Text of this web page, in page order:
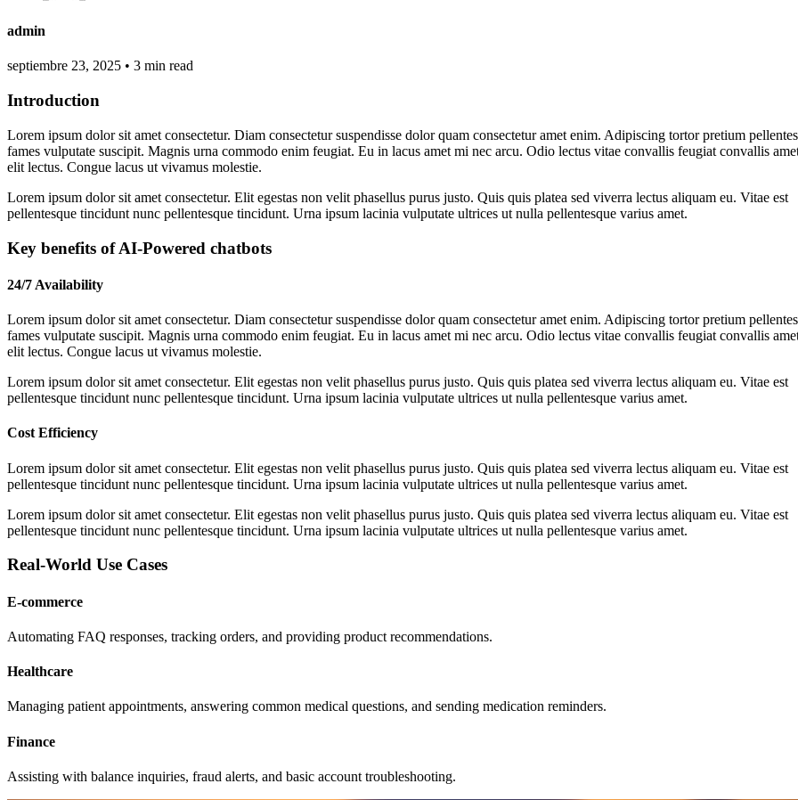
admin
septiembre 23, 2025 • 3 min read
Introduction
Lorem ipsum dolor sit amet consectetur. Diam consectetur suspendisse dolor quam consectetur amet enim. Adipiscing tortor pretium
fames vulputate suscipit. Magnis urna commodo enim feugiat. Eu in lacus amet mi nec arcu. Odio lectus vitae convallis feugiat convallis
elit lectus. Congue lacus ut vivamus molestie.
Lorem ipsum dolor sit amet consectetur. Elit egestas non velit phasellus purus justo. Quis quis platea sed viverra lectus aliquam eu. Vitae est
pellentesque tincidunt nunc pellentesque tincidunt. Urna ipsum lacinia vulputate ultrices ut nulla pellentesque varius amet.
Key benefits of AI-Powered chatbots
24/7 Availability
Lorem ipsum dolor sit amet consectetur. Diam consectetur suspendisse dolor quam consectetur amet enim. Adipiscing tortor pretium
fames vulputate suscipit. Magnis urna commodo enim feugiat. Eu in lacus amet mi nec arcu. Odio lectus vitae convallis feugiat convallis
elit lectus. Congue lacus ut vivamus molestie.
Lorem ipsum dolor sit amet consectetur. Elit egestas non velit phasellus purus justo. Quis quis platea sed viverra lectus aliquam eu. Vitae est
pellentesque tincidunt nunc pellentesque tincidunt. Urna ipsum lacinia vulputate ultrices ut nulla pellentesque varius amet.
Cost Efficiency
Lorem ipsum dolor sit amet consectetur. Elit egestas non velit phasellus purus justo. Quis quis platea sed viverra lectus aliquam eu. Vitae est
pellentesque tincidunt nunc pellentesque tincidunt. Urna ipsum lacinia vulputate ultrices ut nulla pellentesque varius amet.
Lorem ipsum dolor sit amet consectetur. Elit egestas non velit phasellus purus justo. Quis quis platea sed viverra lectus aliquam eu. Vitae est
pellentesque tincidunt nunc pellentesque tincidunt. Urna ipsum lacinia vulputate ultrices ut nulla pellentesque varius amet.
Real-World Use Cases
E-commerce
Automating FAQ responses, tracking orders, and providing product recommendations.
Healthcare
Managing patient appointments, answering common medical questions, and sending medication reminders.
Finance
Assisting with balance inquiries, fraud alerts, and basic account troubleshooting.